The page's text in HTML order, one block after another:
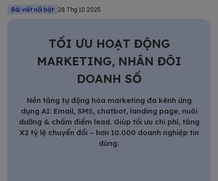
Bài viết nổi bật 28 Thg 10 2025
TỐI ƯU HOẠT ĐỘNG
MARKETING, NHÂN ĐÔI
DOANH SỐ
Nền tảng tự động hóa marketing đa kênh ứng
dụng AI: Email, SMS, chatbot, landing page, nuôi
dưỡng & chấm điểm lead. Giúp tối ưu chi phí, tăng
X2 tỷ lệ chuyển đổi – hơn 10.000 doanh nghiệp tin
dùng.